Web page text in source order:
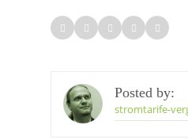
Posted by:
stromtarife-